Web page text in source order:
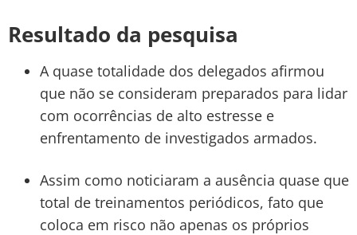
Resultado da pesquisa
A quase totalidade dos delegados afirmou
que não se consideram preparados para lidar
com ocorrências de alto estresse e
enfrentamento de investigados armados.
Assim como noticiaram a ausência quase que
total de treinamentos periódicos, fato que
coloca em risco não apenas os próprios